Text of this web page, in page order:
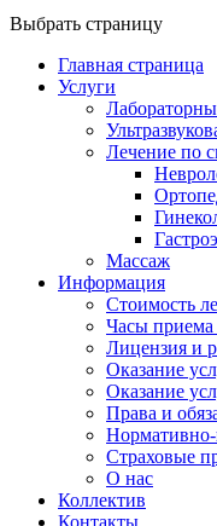
Выбрать страницу
Главная страница
Услуги
Лечение по
Массаж
Информация
Стоимость
Часы приема
Лицензия и
Оказание
Оказание
Права и
Страховые
О нас
Коллектив
Контакты